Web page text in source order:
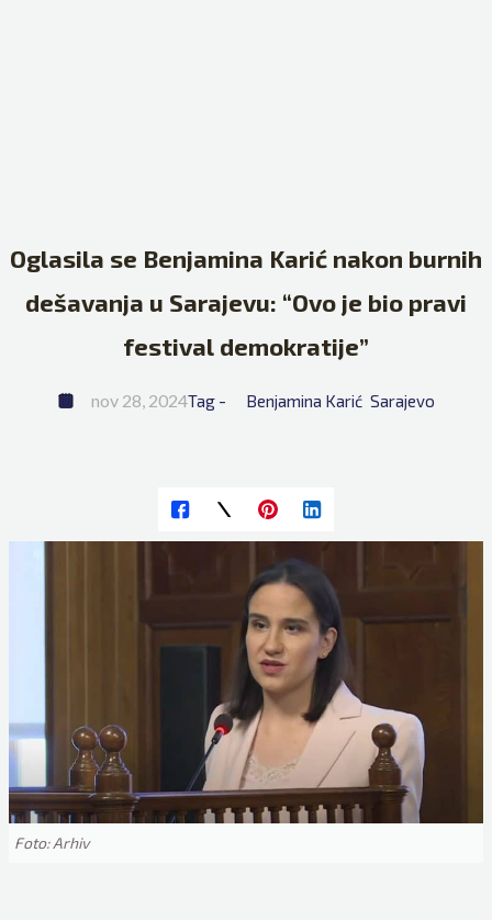
Oglasila se Benjamina Karić nakon burnih
dešavanja u Sarajevu: “Ovo je bio pravi
festival demokratije”
nov 28, 2024Tag - Benjamina Karić Sarajevo
Foto: Arhiv